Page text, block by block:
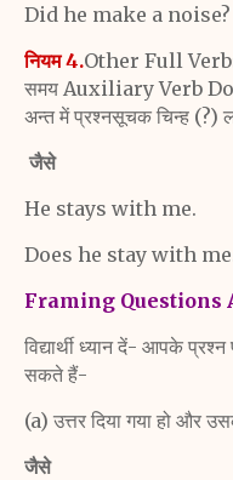
Did he make a noise?
नियम 4.Other Full
समय Auxiliary Verb Do,
अन्तमें प्रश्नसूचक चिन्ह (?)
जैसे
He stays with me.
Does he stay with
Framing Questions
विद्यार्थी ध्यान दें- आपके
सकते हैं-
(a) उत्तर दिया गया हो और
जैसे